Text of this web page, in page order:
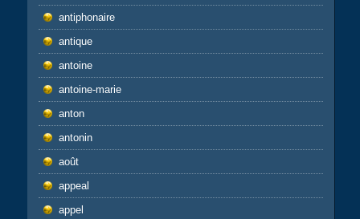
antiphonaire
antique
antoine
antoine-marie
anton
antonin
août
appeal
appel